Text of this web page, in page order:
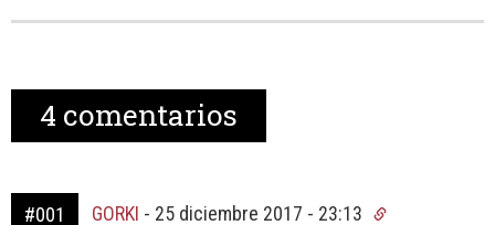
4 comentarios
#001 GORKI - 25 diciembre 2017 - 23:13